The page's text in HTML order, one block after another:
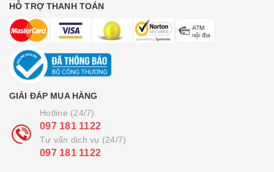
HỖ TRỢ THANH TOÁN
GIẢI ĐÁP MUA HÀNG
Hotline (24/7)
097 181 1122
Tư vấn dịch vụ (24/7)
097 181 1122